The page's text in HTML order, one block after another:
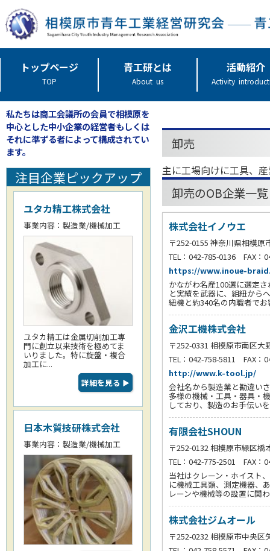
トップページ
TOP
青工研とは
About us
活動紹介
Activity
私たちは商工会議所の会員で相模原を
中心とした中小企業の経営者もしくは
それに準ずる者によって構成されてい
ます。
注目企業ピックアップ
ユタカ精工株式会社
事業内容：製造業/機械加工
ユタカ精工は金属切削加工専
門に創立以来技術を極めてま
いりました。特に旋盤・複合
加工に...
詳細を見る ▶
日本木質技研株式会社
事業内容：製造業/機械加工
卸売
主に工場向けに工具、
卸売のOB企業一覧
株式会社イノウエ
〒252-0155 神奈川県相模原
TEL：042-785-0136 FAX：
https://www.inoue-
かながわ名産100選に選定
と実績を武器に、組紐から
紐機と約340名の内職者で
金沢工機株式会社
〒252-0331 相模原市南区大
TEL：042-758-5811 FAX：
http://www.k-tool.jp/
会社名から製造業と勘違い
多様の機械・工具・器具・
しており、製造のお手伝い
有限会社SHOUN
〒252-0132 相模原市緑区橋
TEL：042-775-2501 FAX：
当社はクレーン・ホイスト
に機械工具類、測定機器、
レーンや機械等の設置に関
株式会社ジムオール
〒252-0232 相模原市中央区